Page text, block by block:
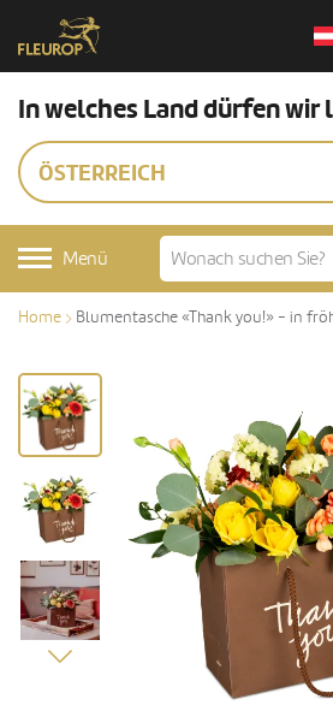
In welches Land dürfen wir
ÖSTERREICH
Menü
Home Blumentasche «Thank you!» - in